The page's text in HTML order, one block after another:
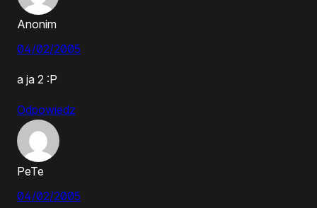
Anonim
04/02/2005
a ja 2 :P
Odpowiedz
PeTe
04/02/2005